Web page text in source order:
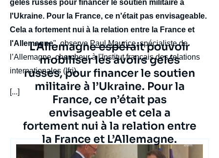
gelés russes pour financer le soutien militaire à
l'Ukraine. Pour la France, ce n'était pas envisageable.
Cela a fortement nui à la relation entre la France et
l'Allemagne", observe Paul Maurice, spécialiste de
l’Allemagne, chercheur à l'Institut français des relations
internationales (Ifri).
[...]
Texte
citation
L’Allemagne espérait pouvoir
mobiliser les avoirs gelés
russes, pour financer le soutien
militaire à l’Ukraine. Pour la
France, ce n’était pas
envisageable et cela a
fortement nui à la relation entre
la France et L’Allemagne.
body